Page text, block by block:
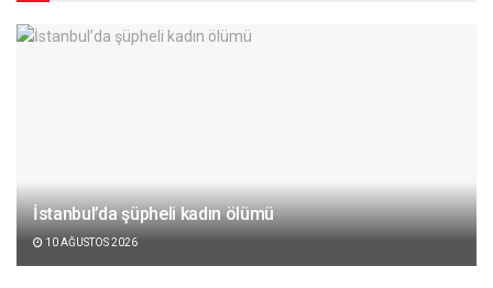
İstanbul’da şüpheli kadın ölümü
10 AĞUSTOS 2026